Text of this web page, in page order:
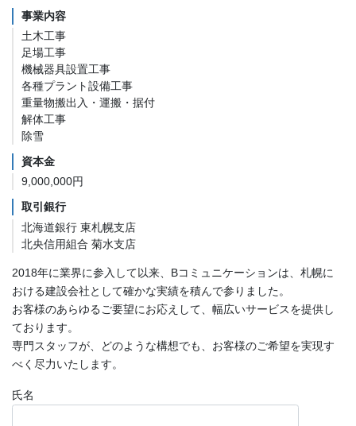
事業内容
土木工事
足場工事
機械器具設置工事
各種プラント設備工事
重量物搬出入・運搬・据付
解体工事
除雪
資本金
9,000,000円
取引銀行
北海道銀行 東札幌支店
北央信用組合 菊水支店
2018年に業界に参入して以来、Bコミュニケーションは、札幌に
おける建設会社として確かな実績を積んで参りました。
お客様のあらゆるご要望にお応えして、幅広いサービスを提供し
ております。
専門スタッフが、どのような構想でも、お客様のご希望を実現す
べく尽力いたします。
氏名